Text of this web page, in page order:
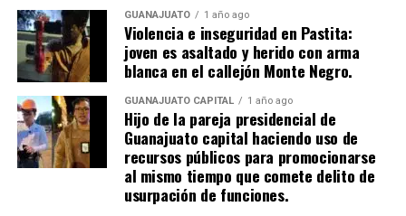
GUANAJUATO 1 año ago
Violencia e inseguridad en Pastita:
joven es asaltado y herido con arma
blanca en el callejón Monte Negro.
GUANAJUATO CAPITAL 1 año ago
Hijo de la pareja presidencial de
Guanajuato capital haciendo uso de
recursos públicos para promocionarse
al mismo tiempo que comete delito de
usurpación de funciones.